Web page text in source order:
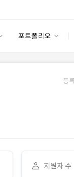
포트폴리오
등
지원자 수